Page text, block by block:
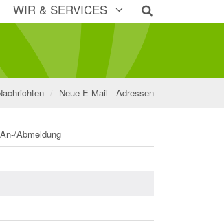
WIR & SERVICES
Neue E-Mail - Adressen
Abmeldung